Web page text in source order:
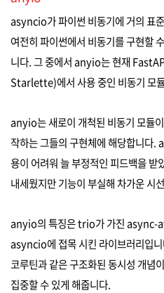
asyncio가 파이썬 비동기에 거의 표
여전히 파이썬에서 비동기를 구현할
니다. 그 중에서 anyio는 현재
Starlette)에서 사용 중인 비동기 모
anyio는 새로이 개척된 비동기 모듈
작하는 그들의 구현체에 해당합니다
용이 어려워 늘 부정적인 피드백을
내세웠지만 기능이 부실해 차가운 시
anyio의 특징은 trio가 가진 async-
asyncio에 접목 시킨 라이브러리입
코루틴과 같은 구조화된 동시성 개념
집중할 수 있게 해줍니다.